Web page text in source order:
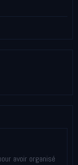
avoir organisé